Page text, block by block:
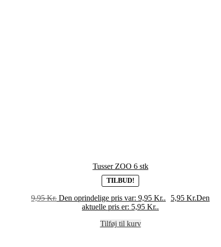
Tusser ZOO 6 stk
TILBUD!
9,95Kr. Den oprindelige pris var: 9,95 Kr.. 5,95 Kr.Den
aktuelle pris er: 5,95 Kr..
Tilføj til kurv